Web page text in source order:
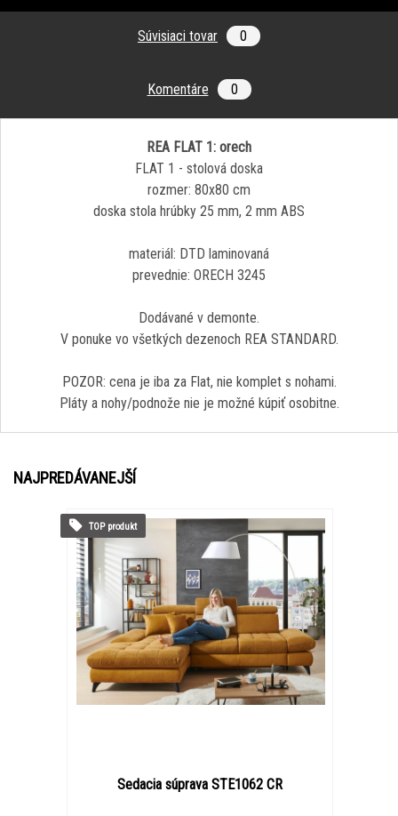
Súvisiaci tovar 0
Komentáre 0
REA FLAT 1: orech
FLAT 1 - stolová doska
rozmer: 80x80 cm
doska stola hrúbky 25 mm, 2 mm ABS
materiál: DTD laminovaná
prevednie: ORECH 3245
Dodávané v demonte.
V ponuke vo všetkých dezenoch REA STANDARD.
POZOR: cena je iba za Flat, nie komplet s nohami.
Pláty a nohy/podnože nie je možné kúpiť osobitne.
NAJPREDÁVANEJŠÍ
Sedacia súprava STE1062 CR
TOP produkt